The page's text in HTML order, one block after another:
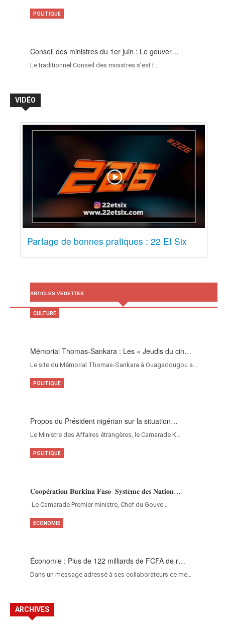
Conseil des ministres du 1er juin : Le gouver…
Le traditionnel Conseil des ministres s’est t…
POLITIQUE
VIDÉO
Partage de bonnes pratiques : 22 Et Six
ARTICLES VEDETTES
Mémorial Thomas-Sankara : Les « Jeudis du cin…
Le site du Mémorial Thomas-Sankara à Ouagadougou a…
CULTURE
Propos du Président nigérian sur la situation…
Le Ministre des Affaires étrangères, le Camarade K…
POLITIQUE
𝐂𝐨𝐨𝐩𝐞́𝐫𝐚𝐭𝐢𝐨𝐧 𝐁𝐮𝐫𝐤𝐢𝐧𝐚 𝐅𝐚𝐬𝐨–𝐒𝐲𝐬𝐭𝐞̀𝐦𝐞 𝐝𝐞𝐬 𝐍𝐚𝐭𝐢𝐨𝐧…
‎Le Camarade Premier ministre, Chef du Gouve…
POLITIQUE
Économie : Plus de 122 milliards de FCFA de r…
Dans un message adressé à ses collaborateurs ce me…
ECONOMIE
ARCHIVES